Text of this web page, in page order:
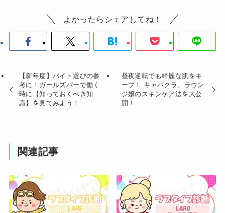
よかったらシェアしてね！
【新年度】バイト選びの参
考に！ガールズバーで働く
時に【知っておくべき知
識】を見てみよう！
昼夜逆転でも綺麗な肌をキ
ープ！ キャバクラ、ラウン
ジ嬢のスキンケア法を大公
開！
関連記事